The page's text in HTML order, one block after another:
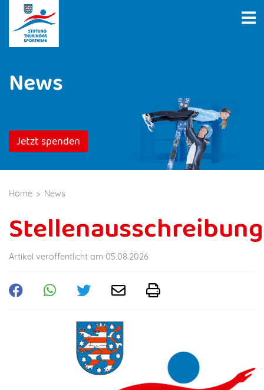
News
Jetzt spenden
Home News
Stellenausschreibung
Artikel veröffentlicht am 05.08.2026